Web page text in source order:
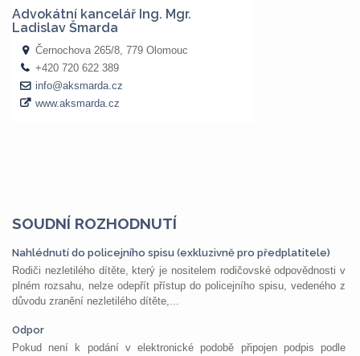
SOUDNÍ ROZHODNUTÍ
Nahlédnutí do policejního spisu (exkluzivně pro předplatitele)
Rodiči nezletilého dítěte, který je nositelem rodičovské odpovědnosti v
plném rozsahu, nelze odepřít přístup do policejního spisu, vedeného z
důvodu zranění nezletilého dítěte,...
Odpor
Pokud není k podání v elektronické podobě připojen podpis podle